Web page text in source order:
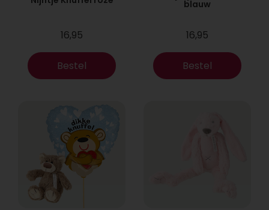
16,95
Bestel
blauw
16,95
Bestel